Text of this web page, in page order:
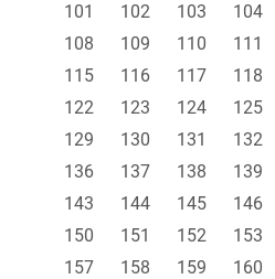
101
102 103 104
108
109 110 111
115
116 117 118
122
123 124 125
129
130 131 132
136
137 138 139
143
144 145 146
150
151 152 153
157
158 159 160